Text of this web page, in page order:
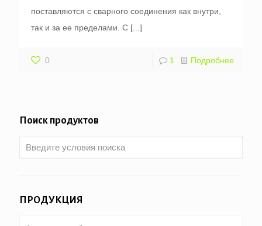
поставляются с сварного соединения как внутри,
так и за ее пределами. С [...]
0 1 Подробнее
Поиск продуктов
ПРОДУКЦИЯ